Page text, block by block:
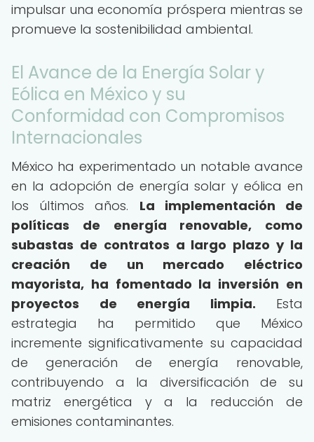
impulsar una economía próspera mientras se
promueve la sostenibilidad ambiental.
El Avance de la Energía Solar y
Eólica en México y su
Conformidad con Compromisos
Internacionales
México ha experimentado un notable avance
en la adopción de energía solar y eólica en
los últimos años. La implementación de
políticas de energía renovable, como
subastas de contratos a largo plazo y la
creación de un mercado eléctrico
mayorista, ha fomentado la inversión en
proyectos de energía limpia. Esta
estrategia ha permitido que México
incremente significativamente su capacidad
de generación de energía renovable,
contribuyendo a la diversificación de su
matriz energética y a la reducción de
emisiones contaminantes.